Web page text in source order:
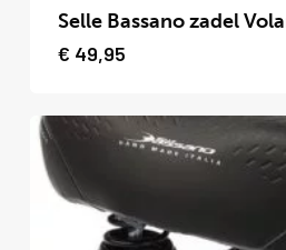
product
heeft
Deze
optie
kan
gekozen
Selle Bassano zadel
€ 49,95